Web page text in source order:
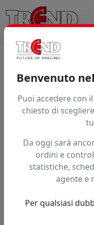
Trend S.r.l.
stampa
Benvenuto
Puoi accedere con
chiesto di
Da oggi sarà
ordini e
statistiche,
agente e
Per qualsiasi